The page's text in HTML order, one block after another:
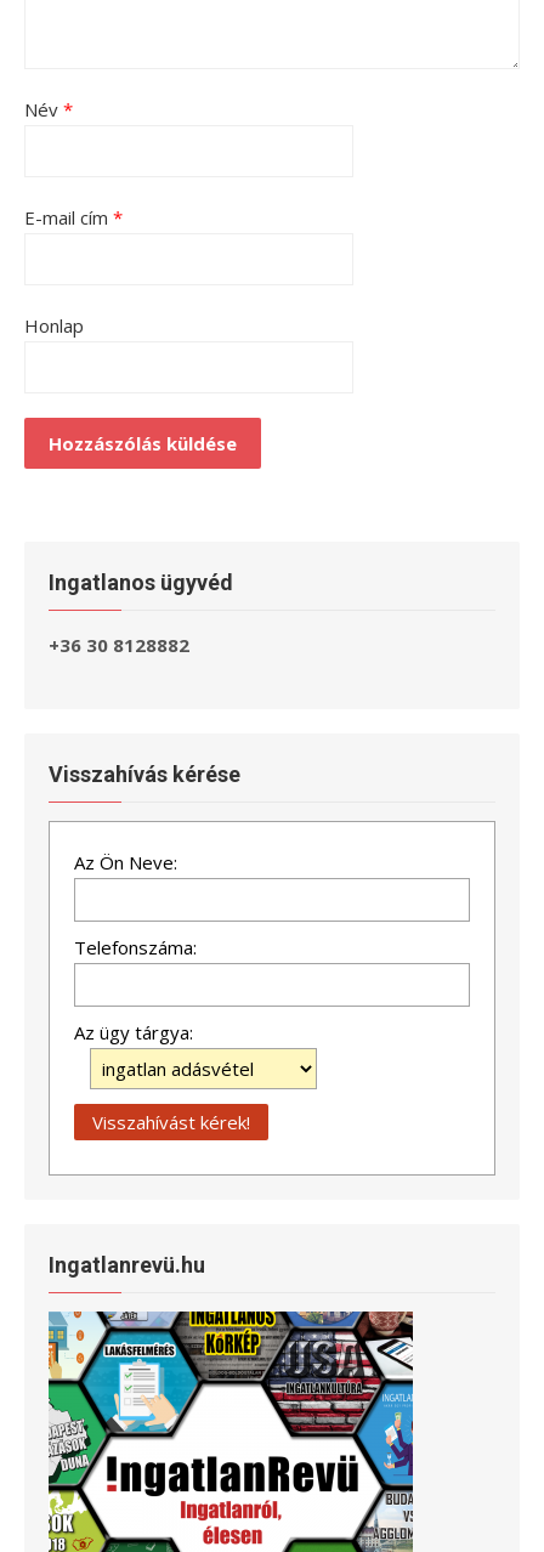
Név *
E-mail cím *
Honlap
Ingatlanos ügyvéd
+36 30 8128882
Visszahívás kérése
Az Ön Neve:
Telefonszáma:
Az ügy tárgya:
Ingatlanrevü.hu